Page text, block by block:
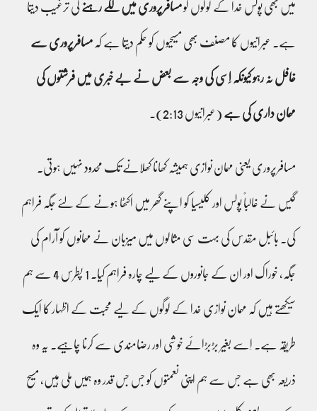
میں بھی پولس خدا کے لوگوں کومسافرپروری میں لگے رہنے کی ترغیب دیتا
ہے۔ عبرانیوں کا مصنف بھی مسیحیوں کو حکم دیتا ہے کہ مسافرپروری سے
غافل نہ رہو کیونکہ اِسی کی وجہ سے بعض نے بے خبری میں فرشتوں کی
مہمان داری کی ہے (عبرانیوں 2:13)۔
مسافرپروری یعنی مہمان نوازی ہمیشہ کھانا کھلانے تک محدود نہیں ہوتی۔
گیس نے غالباً پولس اور کلیسیا کو اپنے گھر میں اکٹھا ہونے کے لئے جگہ فراہم
کی۔ بائبل مقدس کی بہت سی مثالوں میں میزبان نے مہمانوں کو آرام کی
جگہ، خوراک اور ان کے جانوروں کے لیے چارہ فراہم کیا۔ 1 پطرس 4 سے ہم
سیکھتے ہیں کہ مہمان نوازی خدا کے لوگوں کے لیے محبت کے اظہار کا ایک
طریقہ ہے۔ اِسے بغیر بڑبڑائے خوشی اور رضامندی سے کرنا چاہیے۔ یہ وہ
ذریعہ بھی ہے جس سے ہم اپنی نعمتوں کو جس جس قدر وہ ہمیں ملی ہیں، مسیح